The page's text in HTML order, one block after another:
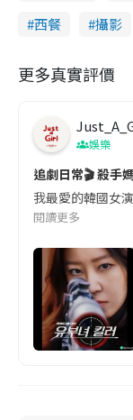
西餐
攝影
更多真實評價
娛樂
追劇日常🎬 殺手
我最愛的韓國女
閱讀更多